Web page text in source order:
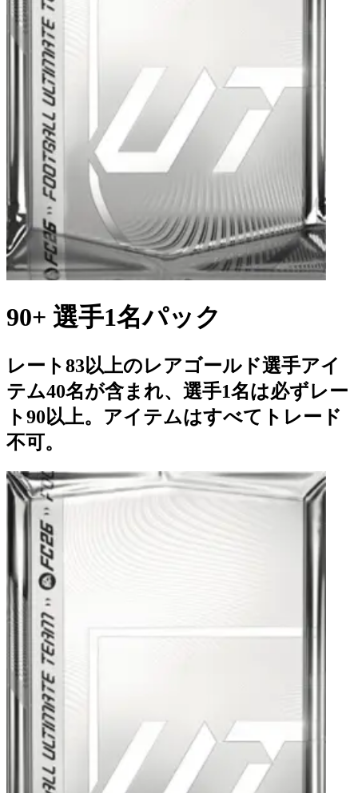
90+ 選手1名パック
レート83以上のレアゴールド選手アイ
テム40名が含まれ、選手1名は必ずレー
ト90以上。アイテムはすべてトレード
不可。